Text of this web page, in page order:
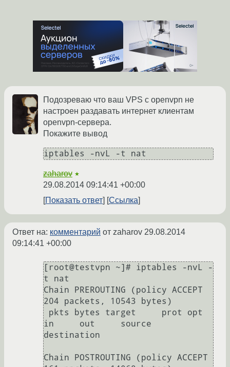
Подозреваю что ваш VPS с openvpn не
настроен раздавать интернет клиентам
openvpn-сервера.
Покажите вывод
zaharov ★
29.08.2014 09:14:41 +00:00
Показать ответ
Ссылка
Ответ на: комментарий от zaharov 29.08.2014
09:14:41 +00:00
[root@testvpn ~]# iptables -nvL -
t nat
Chain PREROUTING (policy ACCEPT
204 packets, 10543 bytes)
in     out     source
destination
Chain POSTROUTING (policy ACCEPT